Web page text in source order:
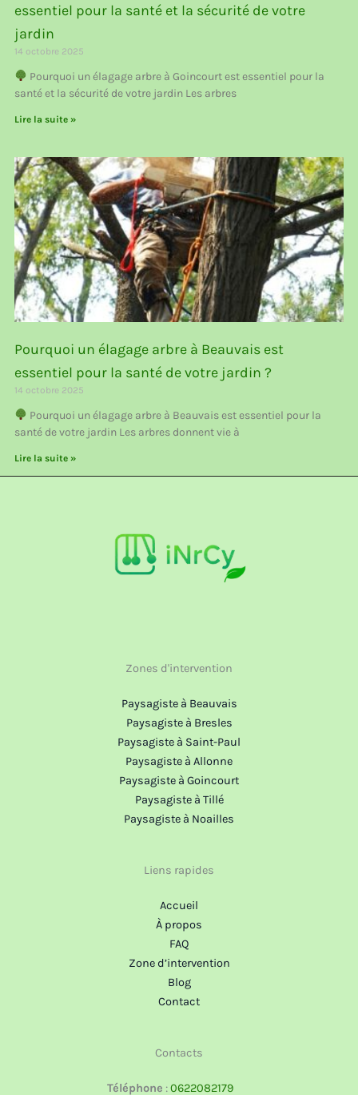
essentiel pour la santé et la sécurité de votre
jardin
14 octobre 2025
Pourquoi un élagage arbre à Goincourt est essentiel pour la
santé et la sécurité de votre jardin Les arbres
Lire la suite »
Pourquoi un élagage arbre à Beauvais est
essentiel pour la santé de votre jardin ?
14 octobre 2025
Pourquoi un élagage arbre à Beauvais est essentiel pour la
santé de votre jardin Les arbres donnent vie à
Lire la suite »
Zones d'intervention
Paysagiste à Beauvais
Paysagiste à Bresles
Paysagiste à Saint-Paul
Paysagiste à Allonne
Paysagiste à Goincourt
Paysagiste à Tillé
Paysagiste à Noailles
Liens rapides
Accueil
À propos
FAQ
Zone d’intervention
Blog
Contact
Contacts
Téléphone :0622082179